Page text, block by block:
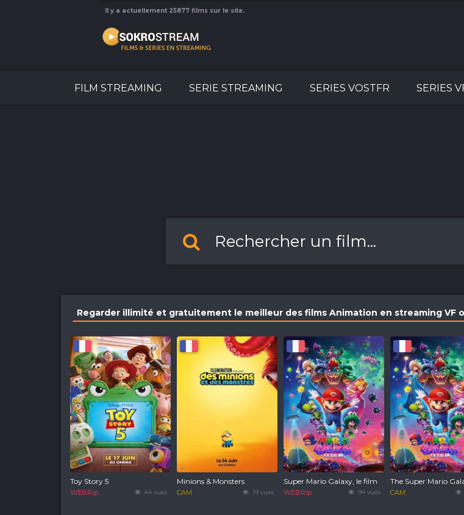
Il y a actuellement 25877 films sur le site.
FILM STREAMING SERIE STREAMING SERIES VOSTFR SERIES
Regarder illimité et gratuitement le meilleur des films Animation en streaming VF
44 vues
Toy Story 5
WEBRip 19 vues
Minions & Monsters
CAM 94 vues
Super Mario Galaxy, le film
WEBRip CAM